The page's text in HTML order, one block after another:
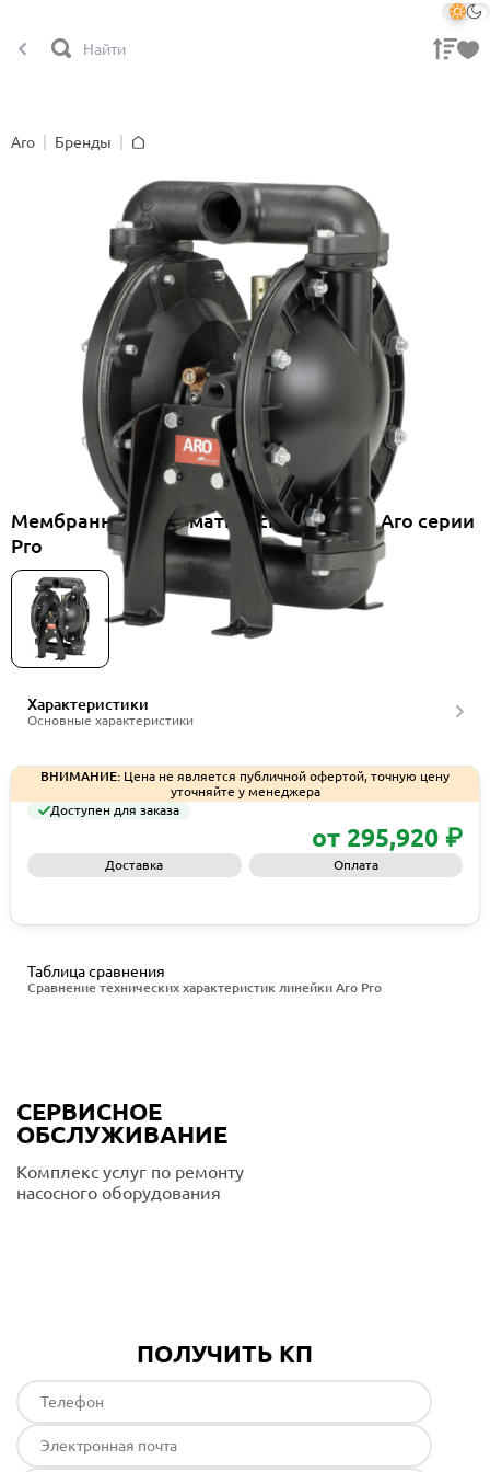
Aro
Бренды
Мембранные пневматические насосы Aro серии
Pro
Характеристики
Основные характеристики
ВНИМАНИЕ: Цена не является публичной офертой, точную цену
уточняйте у менеджера
Доступен для заказа
от 295,920 ₽
Доставка Оплата
Сравнение технических характеристик линейки Aro Pro
Таблица сравнения
СЕРВИСНОЕ
ОБСЛУЖИВАНИЕ
Комплекс услуг по ремонту
насосного оборудования
ПОЛУЧИТЬ КП